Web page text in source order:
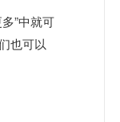
”中就可
也可以